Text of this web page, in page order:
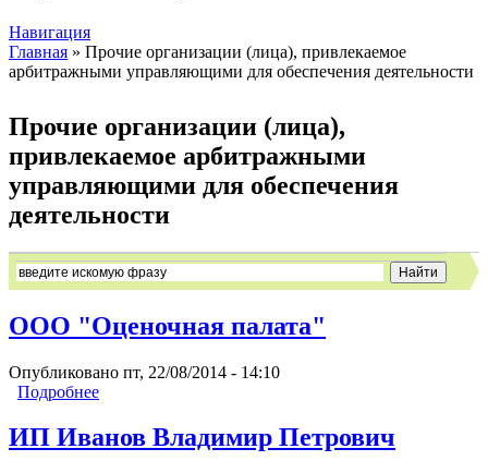
Навигация
Вы здесь
Главная » Прочие организации (лица), привлекаемое
арбитражными управляющими для обеспечения деятельности
Прочие организации (лица),
привлекаемое арбитражными
управляющими для обеспечения
деятельности
ООО "Оценочная палата"
Опубликовано пт, 22/08/2014 - 14:10
Подробнее
ИП Иванов Владимир Петрович